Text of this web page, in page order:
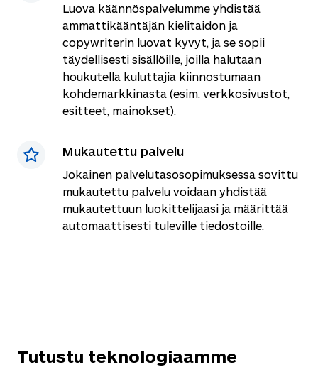
Luova käännöspalvelumme yhdistää
ammattikääntäjän kielitaidon ja
copywriterin luovat kyvyt, ja se sopii
täydellisesti sisällöille, joilla halutaan
houkutella kuluttajia kiinnostumaan
kohdemarkkinasta (esim. verkkosivustot,
esitteet, mainokset).
Mukautettu palvelu
Jokainen palvelutasosopimuksessa sovittu
mukautettu palvelu voidaan yhdistää
mukautettuun luokittelijaasi ja määrittää
automaattisesti tuleville tiedostoille.
Tutustu teknologiaamme